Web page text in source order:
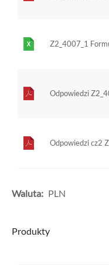
Z2_4007_1
Odpowiedzi
Odpowiedzi cz2
Waluta: PLN
Produkty